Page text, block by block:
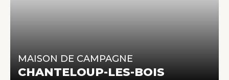
MAISON DE CAMPAGNE
CHANTELOUP-LES-BOIS
En savoir +